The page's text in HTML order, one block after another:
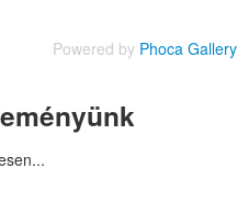
Powered by Phoca Gallery